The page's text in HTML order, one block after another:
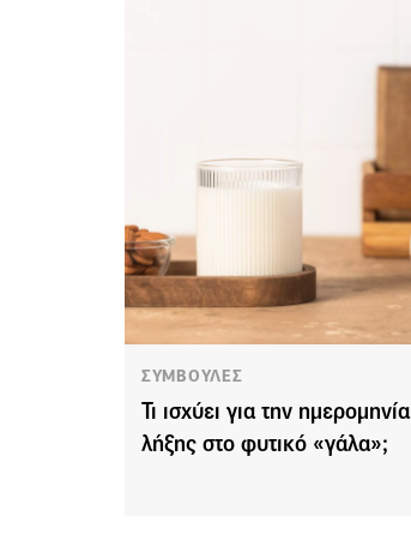
ΣΥΜΒΟΥΛΕΣ
Τι ισχύει για την ημερομηνία
λήξης στο φυτικό «γάλα»;